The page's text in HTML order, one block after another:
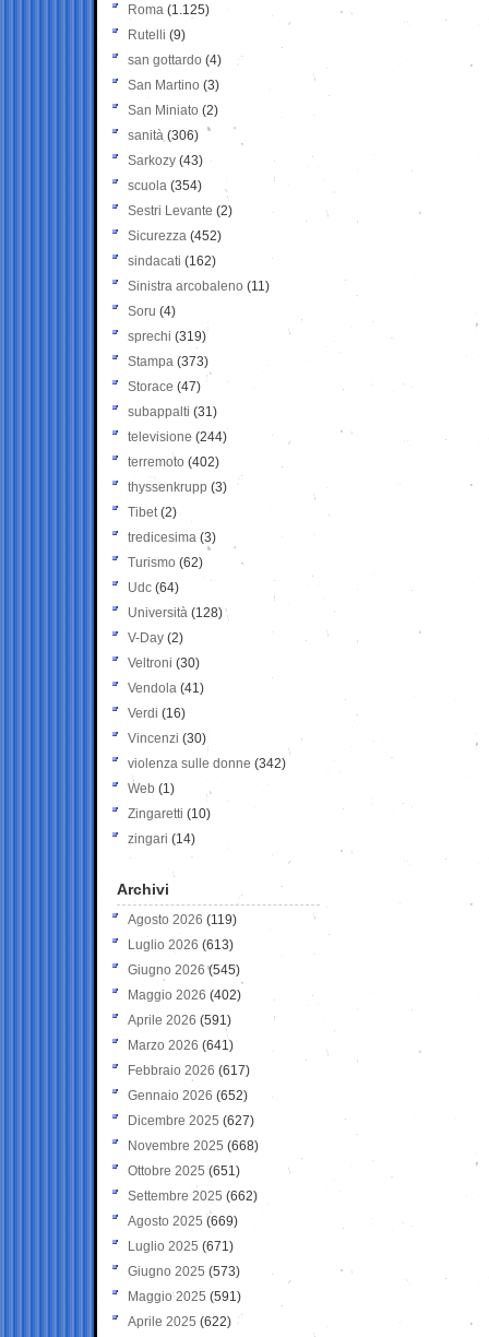
Roma (1.125)
Rutelli (9)
san gottardo (4)
San Martino (3)
San Miniato (2)
sanità (306)
Sarkozy (43)
scuola (354)
Sestri Levante (2)
Sicurezza (452)
sindacati (162)
Sinistra arcobaleno (11)
Soru (4)
sprechi (319)
Stampa (373)
Storace (47)
subappalti (31)
televisione(244)
terremoto (402)
thyssenkrupp (3)
Tibet(2)
tredicesima (3)
Turismo (62)
Udc (64)
Università (128)
V-Day (2)
Veltroni (30)
Vendola (41)
Verdi (16)
Vincenzi (30)
violenza sulle donne (342)
Web (1)
Zingaretti (10)
zingari (14)
Archivi
Agosto 2026 (119)
Luglio 2026 (613)
Giugno 2026 (545)
Maggio 2026 (402)
Aprile 2026 (591)
Marzo 2026 (641)
Febbraio 2026 (617)
Gennaio 2026 (652)
Dicembre 2025 (627)
Novembre 2025 (668)
Ottobre 2025 (651)
Settembre 2025 (662)
Agosto 2025 (669)
Luglio 2025 (671)
Giugno 2025 (573)
Maggio 2025 (591)
Aprile 2025 (622)